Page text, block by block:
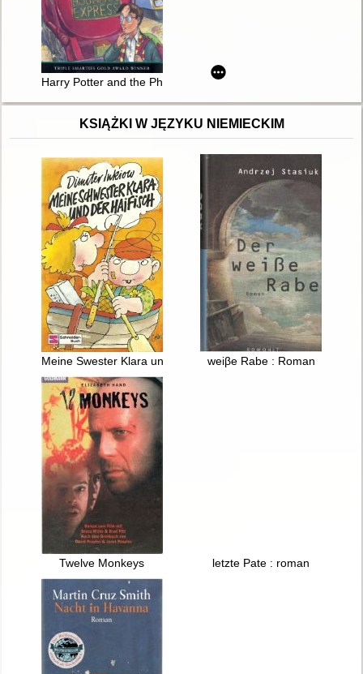
Harry Potter and the Philosopher's Stone
KSIĄŻKI W JĘZYKU NIEMIECKIM
Meine Swester Klara und der Haifischweiβe Rabe : Roman
Twelve Monkeys letzte Pate : roman